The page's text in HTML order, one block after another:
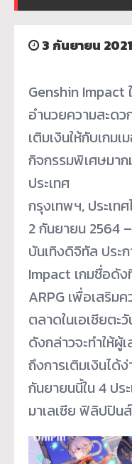
3 กันยายน 2021
Genshin Impact
อำนวยความสะดว
เติมเงินให้กับเกม
กิจกรรมพิเศษมาก
ประเทศ
กรุงเทพฯ, ประเท
2 กันยายน 2564
บันเทิงดิจิทัล ประ
Impact เกมชื่อดั
ARPG เพื่อเสริม
ตลาดในเอเชียตะ
ดังกล่าวจะทำให้ผู้
ถึงการเติมเงินได้
กันยายนนี้ใน 4 ปร
มาเลเซีย ฟิลิปปิน